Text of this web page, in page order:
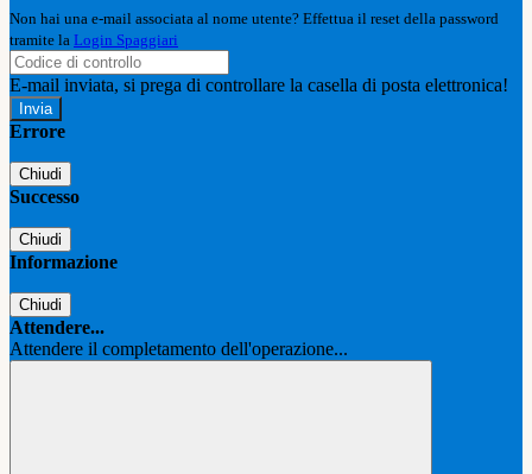
Non hai una e-mail associata al nome utente? Effettua il reset della password
tramite la Login Spaggiari
E-mail inviata, si prega di controllare la casella di posta elettronica!
Errore
Chiudi
Successo
Chiudi
Informazione
Chiudi
Attendere...
Attendere il completamento dell'operazione...